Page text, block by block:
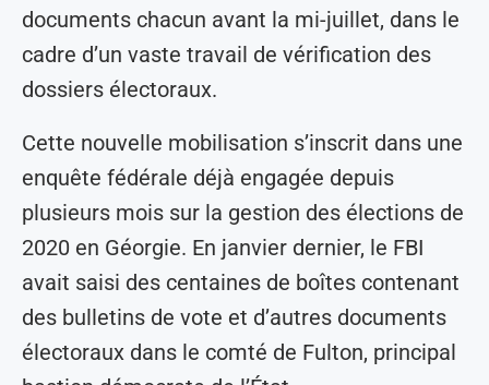
documents chacun avant la mi-juillet, dans le
cadre d’un vaste travail de vérification des
dossiers électoraux.
Cette nouvelle mobilisation s’inscrit dans une
enquête fédérale déjà engagée depuis
plusieurs mois sur la gestion des élections de
2020 en Géorgie. En janvier dernier, le FBI
avait saisi des centaines de boîtes contenant
des bulletins de vote et d’autres documents
électoraux dans le comté de Fulton, principal